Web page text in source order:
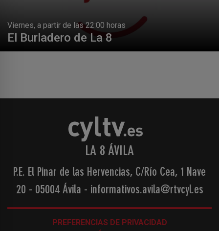
Viernes, a partir de las 22:00 horas
El Burladero de La 8
LA 8 ÁVILA
P.E. El Pinar de las Hervencias, C/Río Cea, 1 Nave
20 - 05004 Ávila - informativos.avila@rtvcyl.es
PREFERENCIAS DE PRIVACIDAD